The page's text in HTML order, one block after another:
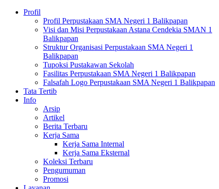
Profil
Profil Perpustakaan SMA Negeri 1 Balikpapan
Visi dan Misi Perpustakaan Astana Cendekia SMAN 1
Balikpapan
Struktur Organisasi Perpustakaan SMA Negeri 1
Balikpapan
Tupoksi Pustakawan Sekolah
Fasilitas Perpustakaan SMA Negeri 1 Balikpapan
Falsafah Logo Perpustakaan SMA Negeri 1 Balikpapan
Tata Tertib
Info
Arsip
Artikel
Berita Terbaru
Kerja Sama
Kerja Sama Internal
Kerja Sama Eksternal
Koleksi Terbaru
Pengumuman
Promosi